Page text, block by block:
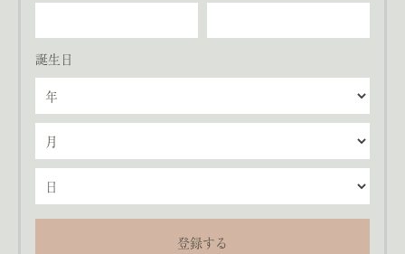
誕生日
登録する